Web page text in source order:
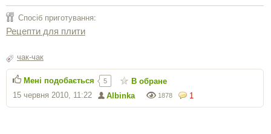
Спосіб приготування:
Рецепти для плити
чак-чак
1
1878
Albinka
15 червня 2010, 11:22
Мені подобається 5 В обране